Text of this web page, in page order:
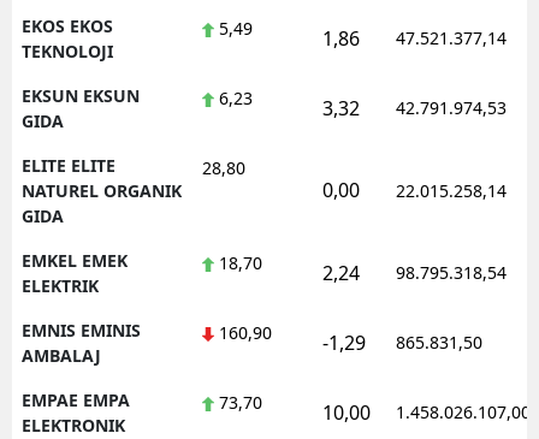
EKOS EKOS
TEKNOLOJI
5,49 1,86 47.521.377,14
EKSUN EKSUN
GIDA
6,23 3,32 42.791.974,53
ELITE ELITE
NATUREL ORGANIK
GIDA
28,80
0,00 22.015.258,14
EMKEL EMEK
ELEKTRIK
18,70 2,24 98.795.318,54
EMNIS EMINIS
AMBALAJ
160,90 -1,29 865.831,50
EMPAE EMPA
ELEKTRONIK
73,70 10,00 1.458.026.107,00